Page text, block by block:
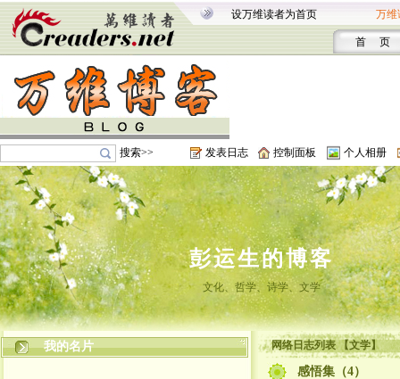
设万维读者为首页 万维
首 页
搜索>> 发表日志 控制面板 个人相册
彭运生的博客
文化、哲学、诗学、文学
我的名片 网络日志列表 【文学】
感悟集（4）